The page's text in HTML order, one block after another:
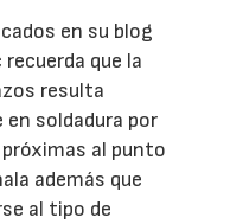
en su blog
que la
resulta
soldadura por
al punto
además que
al tipo de